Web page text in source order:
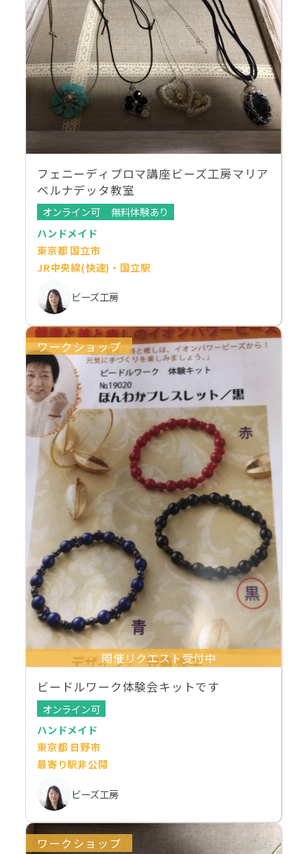
フェニーディプロマ講座ビーズ工房マリア
ベルナデッタ教室
オンライン可
無料体験あり
ハンドメイド
東京都 国立市
JR中央線(快速)・国立駅
ビーズ工房
ワークショップ
開催リクエスト受付中
ビードルワーク体験会キットです
オンライン可
ハンドメイド
東京都 日野市
最寄り駅非公開
ビーズ工房
ワークショップ